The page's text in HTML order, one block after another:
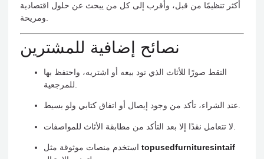
أكثر تنظيمًا من قبل، وأقرب إلى كل من يبحث عن حلول اقتصادية
ومريحة.
نصائح إضافية للمشترين
التقط صورًا للأثاث الذي تود بيعه أو اشتريه، واحتفظ بها
عند الشراء، تأكد من وجود إيصال أو اتفاق كتابي ولو بسيط.
topusedfurnituresintaif